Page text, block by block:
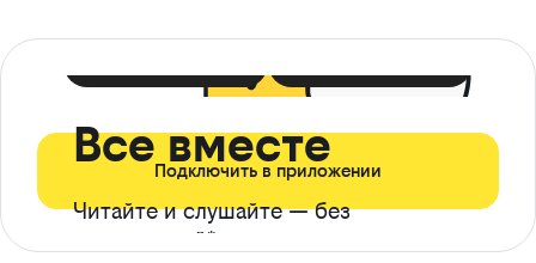
Все вместе
Читайте и слушайте — без
ограничений*
Подключить в приложении